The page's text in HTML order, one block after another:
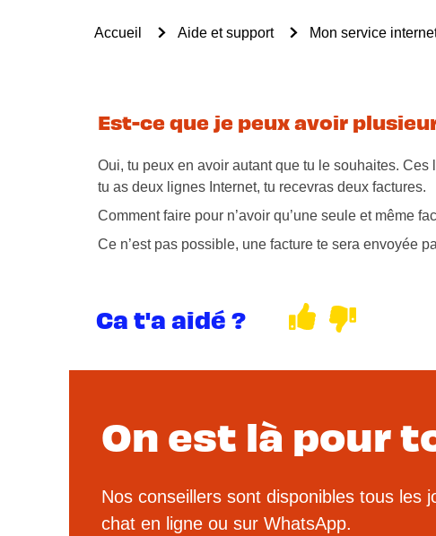
Fil
Accueil Aide et support Mon service
Est-ce que je peux avoir
Oui, tu peux en avoir autant que tu le souhaites.
tu as deux lignes Internet, tu recevras deux factures.
Comment faire pour n’avoir qu’une seule et même
Ce n’est pas possible, une facture te sera envoyée
Ca t'a aidé ?
On est là pour
Nos conseillers sont disponibles tous les
chat en ligne ou sur WhatsApp.